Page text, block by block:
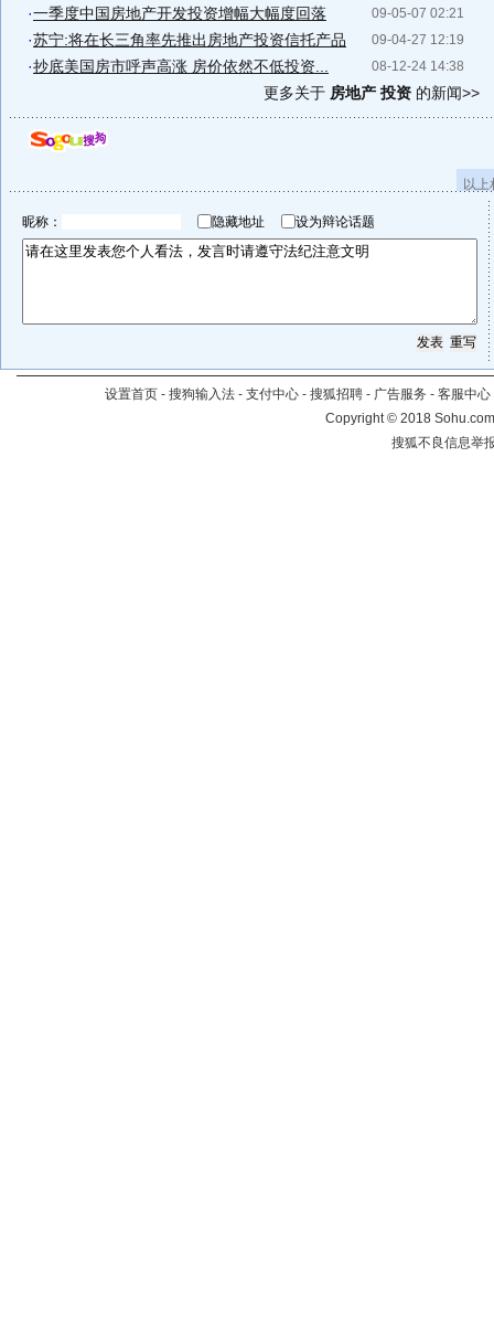
09-05-07 02:21
·一季度中国房地产开发投资增幅大幅度回落
09-04-27 12:19
·苏宁:将在长三角率先推出房地产投资信托产品
08-12-24 14:38
·抄底美国房市呼声高涨 房价依然不低投资...
更多关于 房地产 投资 的新闻>>
以
昵称： 隐藏地址 设为辩论话题
设置首页 - 搜狗输入法 - 支付中心 - 搜狐招聘 - 广告服务 - 客服中心
Copyright©2018
搜狐不良信息举